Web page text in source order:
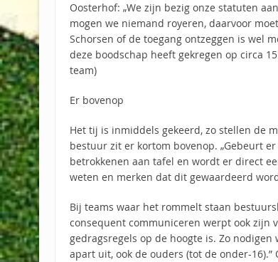
Oosterhof: „We zijn bezig onze statuten
mogen we niemand royeren, daarvoor
Schorsen of de toegang ontzeggen is wel
deze boodschap heeft gekregen op circa
team)
Er bovenop
Het tij is inmiddels gekeerd, zo stellen de
bestuur zit er kortom bovenop. „Gebeurt
betrokkenen aan tafel en wordt er direct
weten en merken dat dit gewaardeerd
Bij teams waar het rommelt staan
consequent communiceren werpt ook zijn
gedragsregels op de hoogte is. Zo
apart uit, ook de ouders (tot de onder-